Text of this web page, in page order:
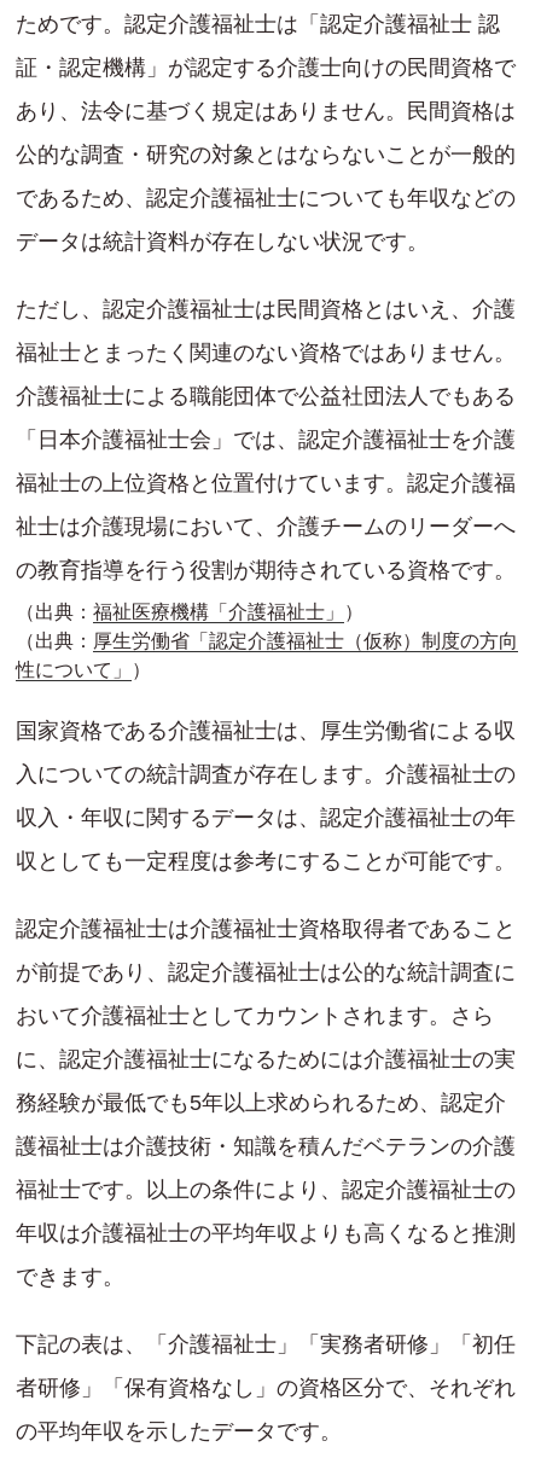
ためです。認定介護福祉士は「認定介護福祉士 認
証・認定機構」が認定する介護士向けの民間資格で
あり、法令に基づく規定はありません。民間資格は
公的な調査・研究の対象とはならないことが一般的
であるため、認定介護福祉士についても年収などの
データは統計資料が存在しない状況です。
ただし、認定介護福祉士は民間資格とはいえ、介護
福祉士とまったく関連のない資格ではありません。
介護福祉士による職能団体で公益社団法人でもある
「日本介護福祉士会」では、認定介護福祉士を介護
福祉士の上位資格と位置付けています。認定介護福
祉士は介護現場において、介護チームのリーダーへ
の教育指導を行う役割が期待されている資格です。
（出典： 福祉医療機構「介護福祉士」
）
（出典： 厚生労働省「認定介護福祉士（仮称）制度の方向
性について」
）
国家資格である介護福祉士は、厚生労働省による収
入についての統計調査が存在します。介護福祉士の
収入・年収に関するデータは、認定介護福祉士の年
収としても一定程度は参考にすることが可能です。
認定介護福祉士は介護福祉士資格取得者であること
が前提であり、認定介護福祉士は公的な統計調査に
おいて介護福祉士としてカウントされます。さら
に、認定介護福祉士になるためには介護福祉士の実
務経験が最低でも5年以上求められるため、認定介
護福祉士は介護技術・知識を積んだベテランの介護
福祉士です。以上の条件により、認定介護福祉士の
年収は介護福祉士の平均年収よりも高くなると推測
できます。
下記の表は、「介護福祉士」「実務者研修」「初任
者研修」「保有資格なし」の資格区分で、それぞれ
の平均年収を示したデータです。